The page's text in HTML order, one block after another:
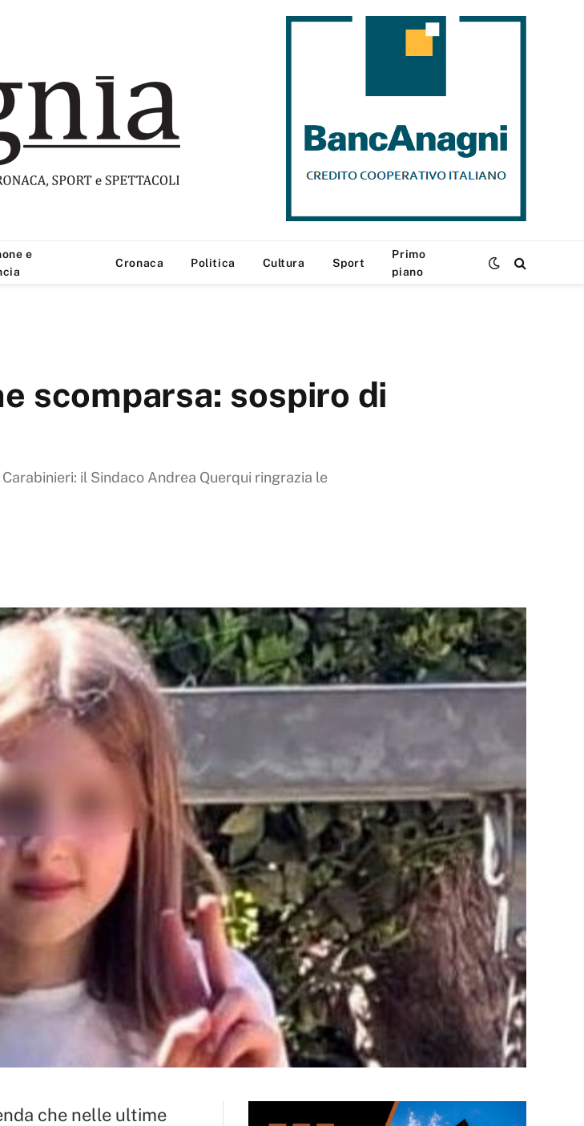
e
Cronaca Politica Cultura Sport
Primo
piano
scomparsa: sospiro di
il Sindaco Andrea Querqui ringrazia le
che nelle ultime